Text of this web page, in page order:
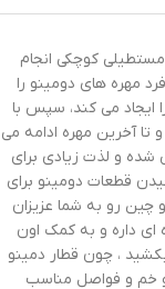
کوچکی انجام
مهره های دومینو را
می کند، سپس با
تا آخرین مهره ادامه می
و لذت زیادی برای
قطعات دومینو برای
چین رو به شما عزیزان
ای داره و به کمک اون
، چون قطار دمینو
خم و فواصل مناسب